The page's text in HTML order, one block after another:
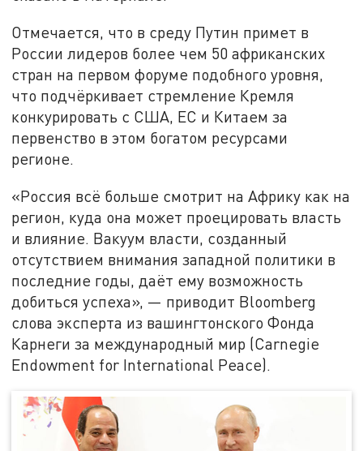
Отмечается, что в среду Путин примет в
России лидеров более чем 50 африканских
стран на первом форуме подобного уровня,
что подчёркивает стремление Кремля
конкурировать с США, ЕС и Китаем за
первенство в этом богатом ресурсами
регионе.
«Россия всё больше смотрит на Африку как на
регион, куда она может проецировать власть
и влияние. Вакуум власти, созданный
отсутствием внимания западной политики в
последние годы, даёт ему возможность
добиться успеха», — приводит Bloomberg
слова эксперта из вашингтонского Фонда
Карнеги за международный мир (Carnegie
Endowment for International Peace).